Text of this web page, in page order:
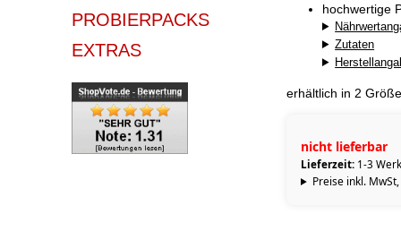
PROBIERPACKS
EXTRAS
hochwertige
Zutaten
erhältlich in 2
nicht lieferbar
Lieferzeit: 1-3
Preise inkl.